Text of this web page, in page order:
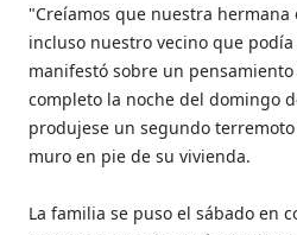
"Creíamos que nuestra
incluso nuestro vecino que
manifestó sobre un
completo la noche del domingo
produjese un segundo
muro en pie de su vivienda.
La familia se puso el sábado en